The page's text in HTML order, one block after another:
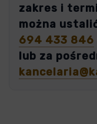
zakres i
można
694 433 846
lub za